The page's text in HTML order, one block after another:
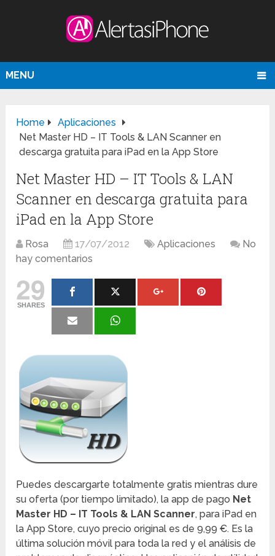
MENU
Home
Aplicaciones
Net Master HD – IT Tools & LAN Scanner en
descarga gratuita para iPad en la App Store
Net Master HD – IT Tools & LAN
Scanner en descarga gratuita para
iPad en la App Store
Rosa 17/07/2012 Aplicaciones
No
hay comentarios
29
SHARES
Puedes descargarte totalmente gratis mientras dure
su oferta (por tiempo limitado), la app de pago Net
Master HD – IT Tools & LAN Scanner, para iPad en
la App Store, cuyo precio original es de 9,99 €. Es la
última solución móvil para toda la red y el análisis de